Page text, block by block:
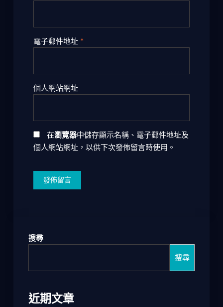
電子郵件地址 *
個人網站網址
在瀏覽器中儲存顯示名稱、電子郵件地址及
個人網站網址，以供下次發佈留言時使用。
搜尋
搜尋
近期文章